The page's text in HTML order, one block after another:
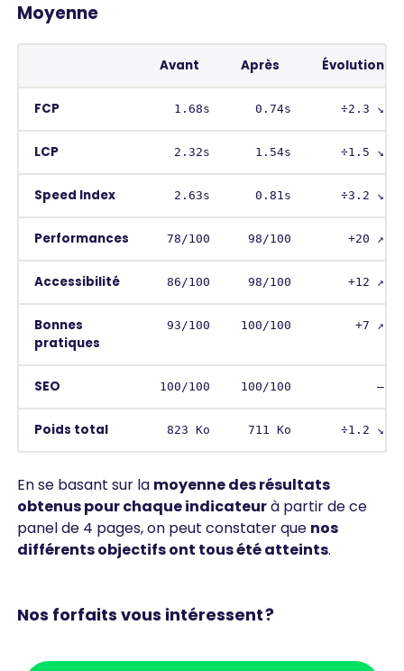
Moyenne
Avant Après Évolution
FCP 1.68s 0.74s ÷2.3 ↘︎
LCP 2.32s 1.54s ÷1.5 ↘︎
Speed Index 2.63s 0.81s ÷3.2 ↘︎
Performances 78/100 98/100 +20 ↗︎
Accessibilité 86/100 98/100 +12 ↗︎
Bonnes
pratiques
93/100 100/100 +7 ↗︎
SEO 100/100 100/100 –
Poids total 823 Ko 711 Ko ÷1.2 ↘︎
En se basant sur la moyenne des résultats
obtenus pour chaque indicateurà partir de ce
panel de 4 pages, on peut constater que nos
différents objectifs ont tous été atteints.
Nos forfaits vous intéressent ?